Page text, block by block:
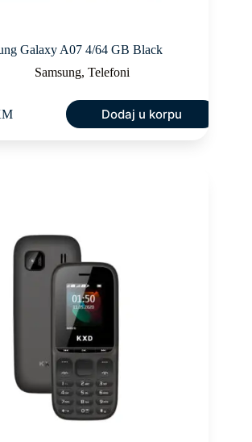
Galaxy A07 4/64 GB Black
Samsung,Telefoni
Dodaj u korpu